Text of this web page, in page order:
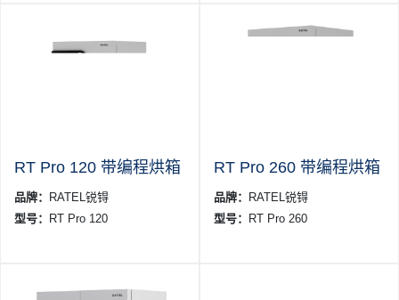
RT Pro 120 带编程烘箱
品牌：
RATEL锐锝
型号：
RT Pro 120
RT Pro 260 带编程烘箱
品牌：
RATEL锐锝
型号：
RT Pro 260